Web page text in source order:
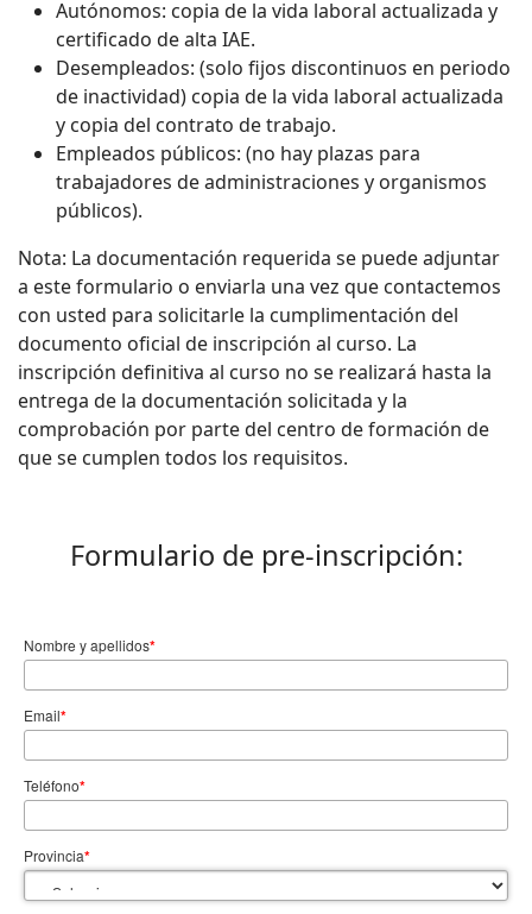
Autónomos: copia de la vida laboral actualizada y
certificado de alta IAE.
Desempleados: (solo fijos discontinuos en periodo
de inactividad) copia de la vida laboral actualizada
y copia del contrato de trabajo.
Empleados públicos: (no hay plazas para
trabajadores de administraciones y organismos
públicos).
Nota: La documentación requerida se puede adjuntar
a este formulario o enviarla una vez que contactemos
con usted para solicitarle la cumplimentación del
documento oficial de inscripción al curso. La
inscripción definitiva al curso no se realizará hasta la
entrega de la documentación solicitada y la
comprobación por parte del centro de formación de
que se cumplen todos los requisitos.
Formulario de pre-inscripción:
Nombre y apellidos*
Email*
Teléfono*
Provincia*